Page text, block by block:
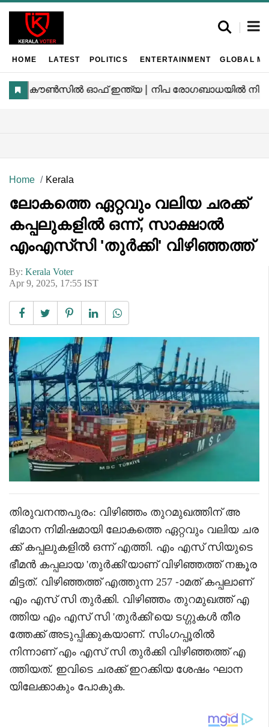
HOME LATEST POLITICS ENTERTAINMENT GLOBAL
Home Kerala
ലോകത്തെ ഏറ്റവും വലിയ ചരക്ക്
കപ്പലുകളിൽ ഒന്ന്, സാക്ഷാൽ
എംഎസ്‌സി 'തുർക്കി' വിഴിഞ്ഞത്ത്
By: Kerala Voter
Apr 9, 2025, 17:55 IST
തിരുവനന്തപുരം: വിഴിഞ്ഞം തുറമുഖത്തിന് അ
ഭിമാന നിമിഷമായി ലോകത്തെ ഏറ്റവും വലിയ ചര
ക്ക് കപ്പലുകളിൽ ഒന്ന് എത്തി. എം എസ് സിയുടെ
ഭീമൻ കപ്പലായ 'തുർക്കി'യാണ് വിഴിഞ്ഞത്ത് നങ്കൂര
മിട്ടത്. വിഴിഞ്ഞത്ത് എത്തുന്ന 257 -ാമത് കപ്പലാണ്
എം എസ് സി തുർക്കി. വിഴിഞ്ഞം തുറമുഖത്ത് എ
ത്തിയ എം എസ് സി 'തുർക്കി'യെ ടഗ്ഗുകൾ തീര
ത്തേക്ക് അടുപ്പിക്കുകയാണ്. സിംഗപ്പൂരിൽ
നിന്നാണ് എം എസ് സി തുർക്കി വിഴിഞ്ഞത്ത് എ
ത്തിയത്. ഇവിടെ ചരക്ക് ഇറക്കിയ ശേഷം ഘാന
യിലേക്കാകും പോകുക.